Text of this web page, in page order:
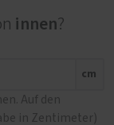
innen?
cm
Auf den
in Zentimeter)